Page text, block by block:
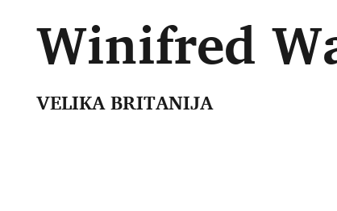
Winifred
VELIKA BRITANIJA